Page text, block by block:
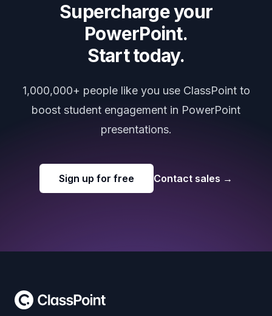
Supercharge your
PowerPoint.
Start today.
1,000,000+ people like you use ClassPoint to
boost student engagement in PowerPoint
presentations.
Sign up for free Contact sales →